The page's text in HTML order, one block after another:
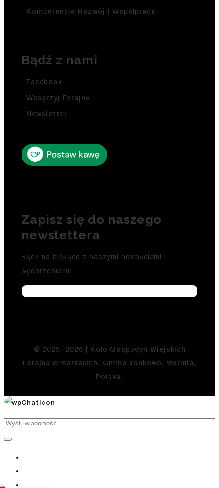
Kompetencje Rozwój i Współpraca
Bądź z nami
Facebook
Wesprzyj Ferajnę
Newsletter
Zapisz się do naszego
newslettera
Bądź na bieżąco z naszymi nowościami i
wydarzeniami!
© 2025–2026 | Koło Gospodyń Wiejskich
Ferajna w Warkałach. Gmina Jonkowo, Warmia,
Polska.